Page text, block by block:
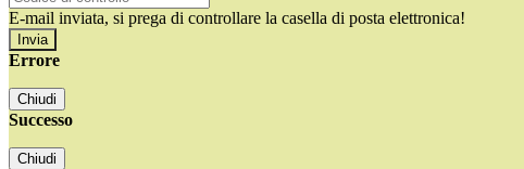
E-mail inviata, si prega di controllare la casella di posta elettronica!
Errore
Chiudi
Successo
Chiudi